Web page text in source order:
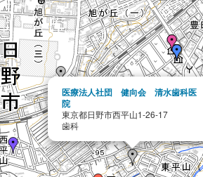
医療法人社団 健向会 清水歯科医
院
東京都日野市西平山1-26-17
歯科